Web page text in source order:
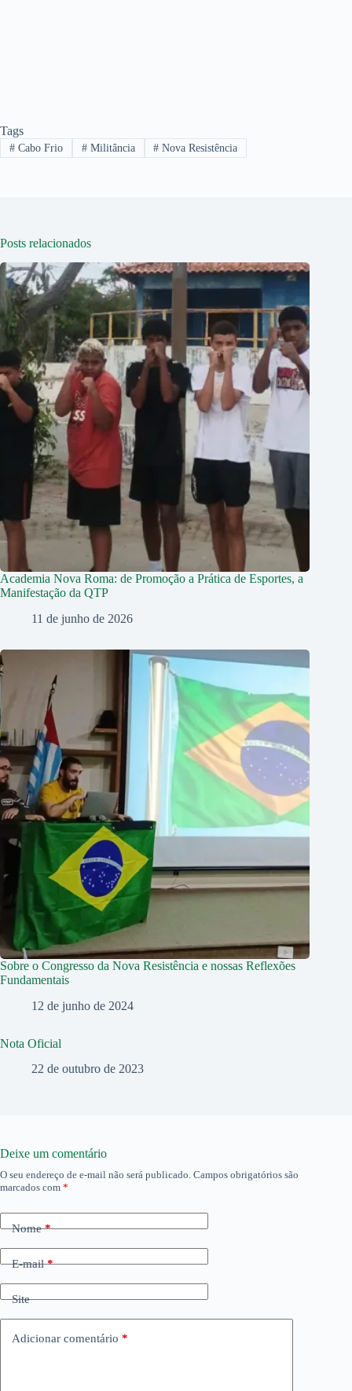
Tags
#Cabo Frio #Militância # Nova Resistência
Posts relacionados
Academia Nova Roma: de Promoção a Prática de Esportes, a
Manifestação da QTP
11 de junho de 2026
Sobre o Congresso da Nova Resistência e nossas Reflexões
Fundamentais
12 de junho de 2024
Nota Oficial
22 de outubro de 2023
Deixe um comentário
O seu endereço de e-mail não será publicado. Campos obrigatórios são
marcados com *
Nome*
E-mail*
Site
Adicionar comentário *